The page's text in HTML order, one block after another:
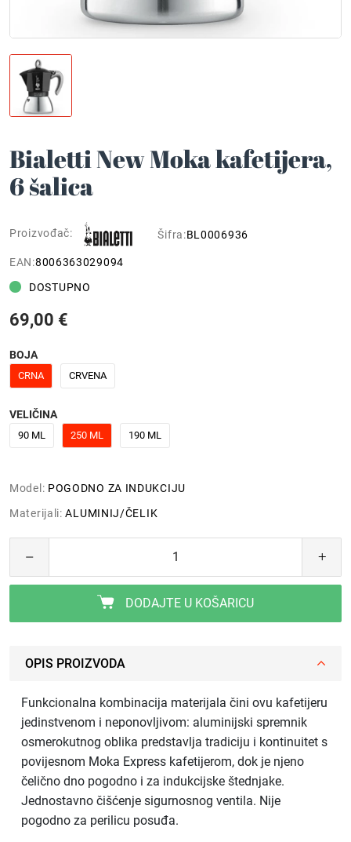
Bialetti New Moka kafetijera,
6 šalica
Proizvođač: Šifra:BL0006936
EAN:8006363029094
DOSTUPNO
69,00 €
BOJA
CRNA CRVENA
VELIČINA
90 ML 250 ML 190 ML
Model: POGODNO ZA INDUKCIJU
Materijali: ALUMINIJ/ČELIK
DODAJTE U KOŠARICU
OPIS PROIZVODA
Funkcionalna kombinacija materijala čini ovu kafetijeru
jedinstvenom i neponovljivom: aluminijski spremnik
osmerokutnog oblika predstavlja tradiciju i kontinuitet s
povijesnom Moka Express kafetijerom, dok je njeno
čelično dno pogodno i za indukcijske štednjake.
Jednostavno čišćenje sigurnosnog ventila. Nije
pogodno za perilicu posuđa.